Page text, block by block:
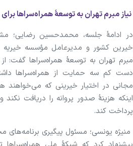
نیاز مبرم تهران به توسعۀ همراه‌سراها برای
در ادامۀ جلسه، محمدحسین رضایی؛
خیرین کشور و مدیرعامل مؤسسه خیریه
مبرم تهران به توسعۀ همراه‌سراها گفت:
دست کم سه حمایت از همراه‌سراها
مجانی در اختیار خیرینی که می‌خواهند
اینکه هزینۀ صدور پروانه را دریافت نکند
پرداخت کند.
منیژه یونسی؛ مسئول پیگیری برنامه‌های